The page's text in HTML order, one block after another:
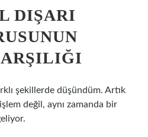
DIŞARI
şekillerde düşündüm. Artık
değil, aynı zamanda bir